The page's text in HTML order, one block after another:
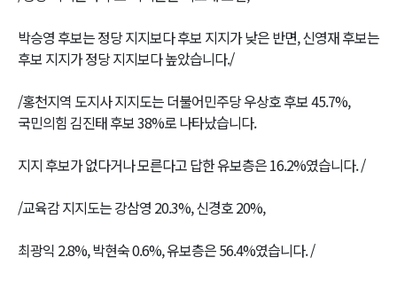
박승영 후보는 정당 지지보다 후보 지지가 낮은 반면, 신영재 후보는
후보 지지가 정당 지지보다 높았습니다./
/홍천지역 도지사 지지도는 더불어민주당 우상호 후보 45.7%,
국민의힘 김진태 후보 38%로 나타났습니다.
지지 후보가 없다거나 모른다고 답한 유보층은 16.2%였습니다. /
/교육감 지지도는 강삼영 20.3%, 신경호 20%,
최광익 2.8%, 박현숙 0.6%, 유보층은 56.4%였습니다. /